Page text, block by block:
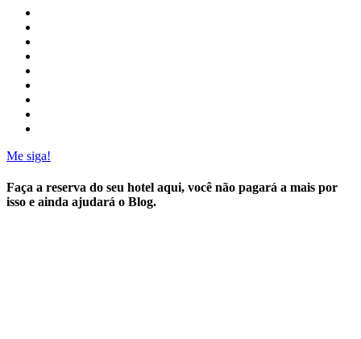
Me siga!
Faça a reserva do seu hotel aqui, você não pagará a mais por
isso e ainda ajudará o Blog.